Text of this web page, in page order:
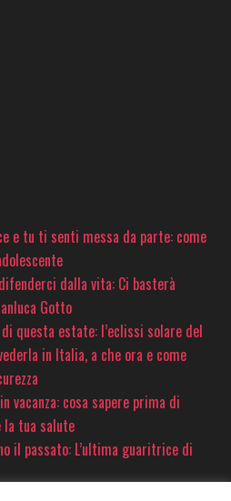
e tu ti senti messa da parte: come
dalla vita: Ci basterà
Gotto
questa estate: l’eclissi solare del
in Italia, a che ora e come
vacanza: cosa sapere prima di
tua salute
il passato: L’ultima guaritrice di